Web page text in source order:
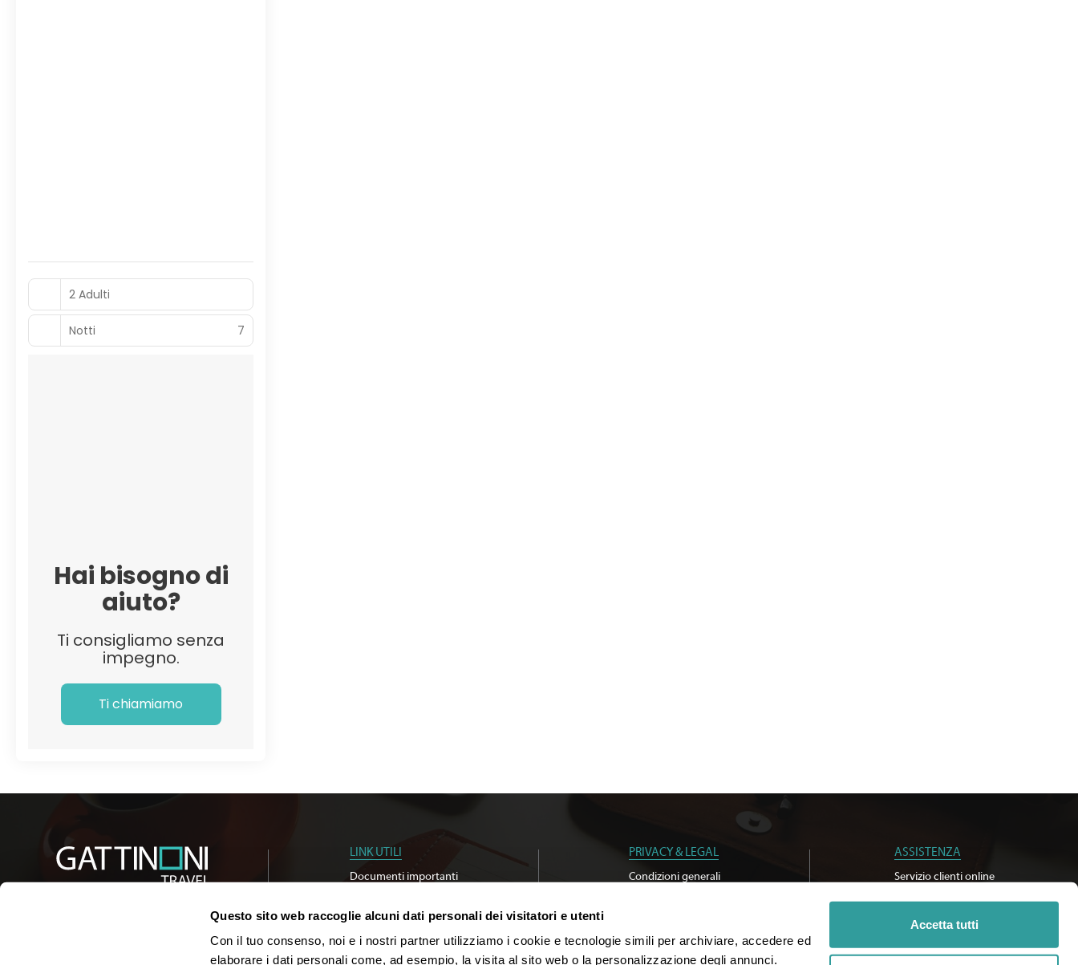
Questo sito web raccoglie alcuni dati personali dei visitatori e utenti
Con il tuo consenso, noi e i nostri partner utilizziamo i cookie e tecnologie simili per archiviare, accedere ed
elaborare i dati personali come, ad esempio, la visita al sito web o la personalizzazione degli annunci.
Accetta tutti
2 Adulti
Notti 7
Hai bisogno di
aiuto?
Ti consigliamo senza
impegno.
Ti chiamiamo
LINK UTILI
Documenti importanti
Iscriviti alla newsletter
PRIVACY & LEGAL
Condizioni generali
ASSISTENZA
Servizio clienti online